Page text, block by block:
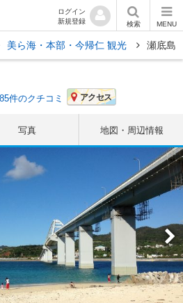
ログイン
新規登録
検索 MENU
美ら海・本部・今帰仁 観光 瀬底島
85件のクチコミ アクセス
写真 地図・周辺情報